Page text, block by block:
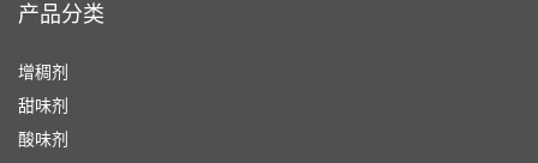
产品分类
增稠剂
甜味剂
酸味剂